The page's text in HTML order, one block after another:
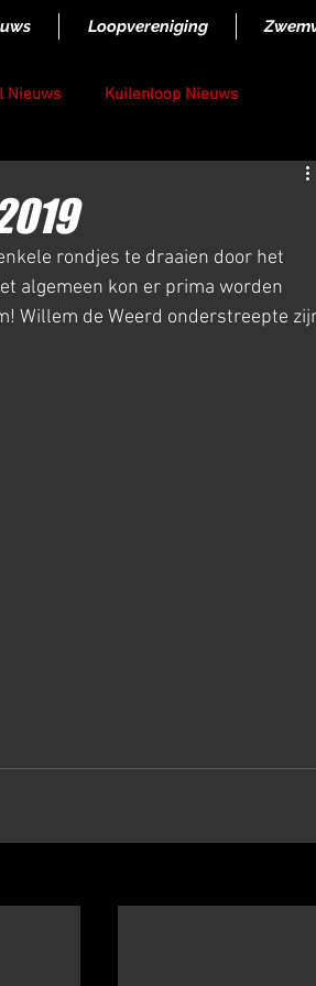
Loopvereniging
Nieuws Kuilenloop Nieuws
rondjes te draaien door het
algemeen kon er prima worden
Willem de Weerd onderstreepte